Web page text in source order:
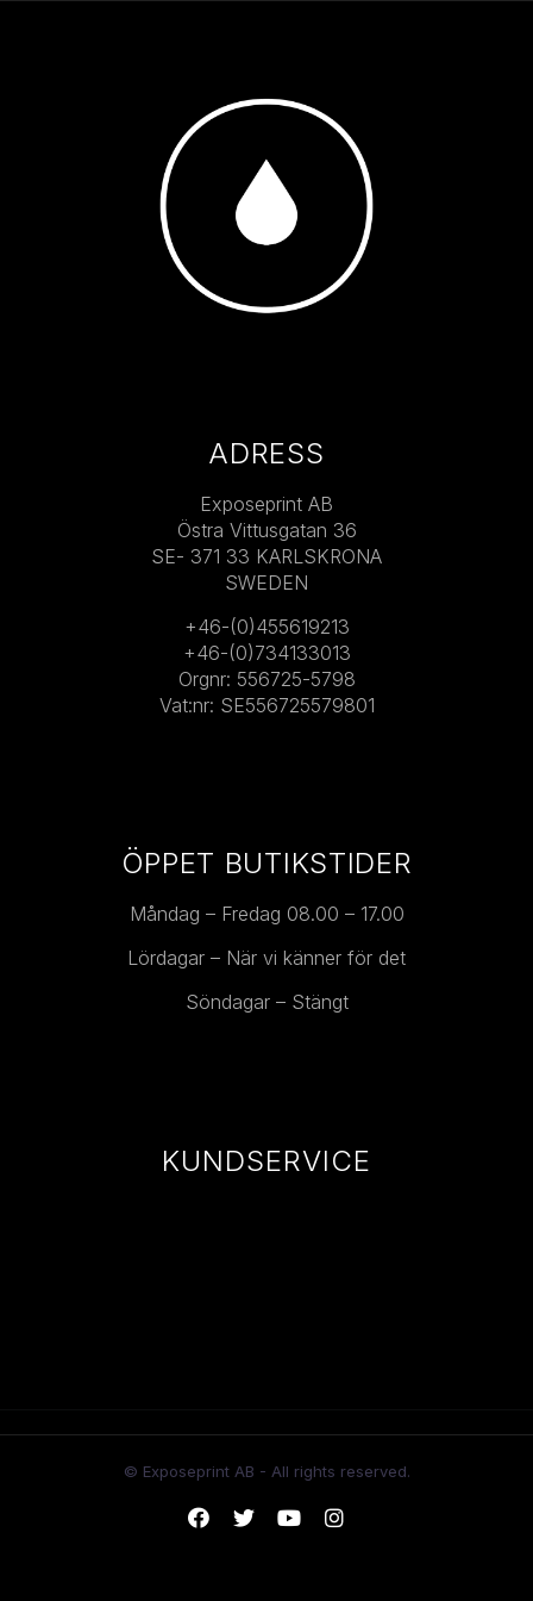
ADRESS
Exposeprint AB
Östra Vittusgatan 36
SE- 371 33 KARLSKRONA
SWEDEN
+46-(0)455619213
+46-(0)734133013
Orgnr: 556725-5798
Vat:nr: SE556725579801
ÖPPET BUTIKSTIDER
Måndag – Fredag 08.00 – 17.00
Lördagar – När vi känner för det
Söndagar – Stängt
KUNDSERVICE
© Exposeprint AB - All rights reserved.